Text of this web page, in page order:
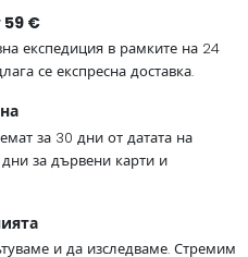
59 €
експедиция в рамките на 24
се експресна доставка.
за 30 дни от датата на
за дървени карти и
и да изследваме. Стремим